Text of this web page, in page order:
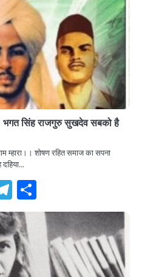
भगत सिंह राजगुरु सुखदेव सबको है
शोषण रहित समाज का सपना
Telegram